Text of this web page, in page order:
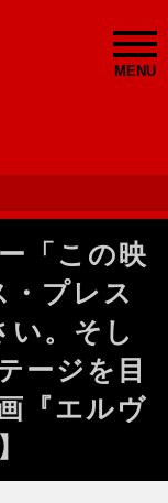
MENU
「この映
・プレス
い。そし
ージを目
『エルヴ